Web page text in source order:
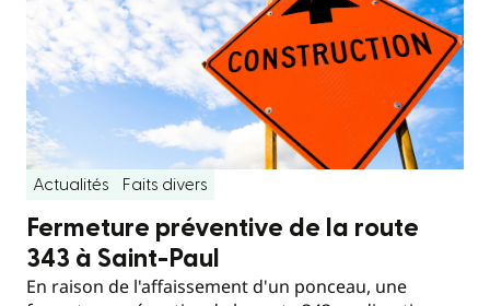
Actualités Faits divers
Fermeture préventive de la route
343 à Saint-Paul
En raison de l'affaissement d'un ponceau, une